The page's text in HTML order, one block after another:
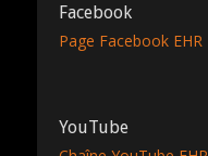
Facebook
Page Facebook EHR
YouTube